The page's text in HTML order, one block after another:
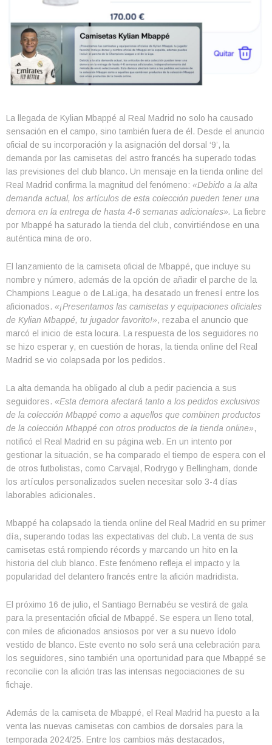
La llegada de Kylian Mbappé al Real Madrid no solo ha causado
sensación en el campo, sino también fuera de él. Desde el anuncio
oficial de su incorporación y la asignación del dorsal ‘9’, la
demanda por las camisetas del astro francés ha superado todas
las previsiones del club blanco. Un mensaje en la tienda online del
Real Madrid confirma la magnitud del fenómeno: «Debido a la alta
demanda actual, los artículos de esta colección pueden tener una
demora en la entrega de hasta 4-6 semanas adicionales». La fiebre
por Mbappé ha saturado la tienda del club, convirtiéndose en una
auténtica mina de oro.
El lanzamiento de la camiseta oficial de Mbappé, que incluye su
nombre y número, además de la opción de añadir el parche de la
Champions League o de LaLiga, ha desatado un frenesí entre los
aficionados. «¡Presentamos las camisetas y equipaciones oficiales
de Kylian Mbappé, tu jugador favorito!», rezaba el anuncio que
marcó el inicio de esta locura. La respuesta de los seguidores no
se hizo esperar y, en cuestión de horas, la tienda online del Real
Madrid se vio colapsada por los pedidos.
La alta demanda ha obligado al club a pedir paciencia a sus
seguidores. «Esta demora afectará tanto a los pedidos exclusivos
de la colección Mbappé como a aquellos que combinen productos
de la colección Mbappé con otros productos de la tienda online»,
notificó el Real Madrid en su página web. En un intento por
gestionar la situación, se ha comparado el tiempo de espera con el
de otros futbolistas, como Carvajal, Rodrygo y Bellingham, donde
los artículos personalizados suelen necesitar solo 3-4 días
laborables adicionales.
Mbappé ha colapsado la tienda online del Real Madrid en su primer
día, superando todas las expectativas del club. La venta de sus
camisetas está rompiendo récords y marcando un hito en la
historia del club blanco. Este fenómeno refleja el impacto y la
popularidad del delantero francés entre la afición madridista.
El próximo 16 de julio, el Santiago Bernabéu se vestirá de gala
para la presentación oficial de Mbappé. Se espera un lleno total,
con miles de aficionados ansiosos por ver a su nuevo ídolo
vestido de blanco. Este evento no solo será una celebración para
los seguidores, sino también una oportunidad para que Mbappé se
reconcilie con la afición tras las intensas negociaciones de su
fichaje.
Además de la camiseta de Mbappé, el Real Madrid ha puesto a la
venta las nuevas camisetas con cambios de dorsales para la
temporada 2024/25. Entre los cambios más destacados,